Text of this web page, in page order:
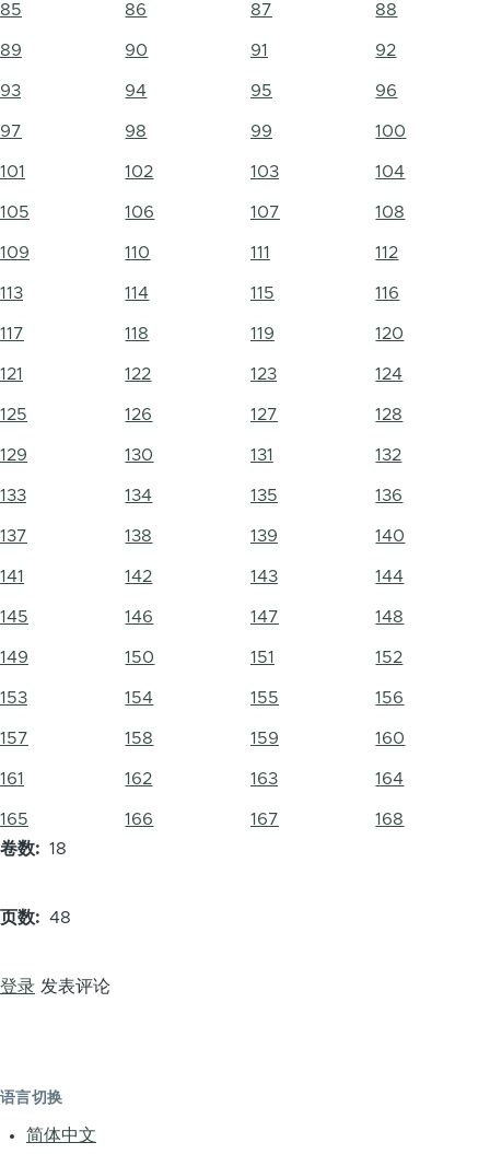
85 86 87 88
89 90 91 92
93 94 95 96
97 98 99 100
101 102 103 104
105 106 107 108
109 110 111 112
113 114 115 116
117 118 119 120
121 122 123 124
125 126 127 128
129 130 131 132
133 134 135 136
137 138 139 140
141 142 143 144
145 146 147 148
149 150 151 152
153 154 155 156
157 158 159 160
161 162 163 164
165 166 167
168
卷数
18
页数 48
登录 发表评论
语言切换
简体中文